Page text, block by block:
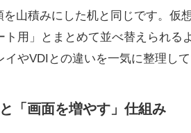
山積みにした机と同じです。仮
用」とまとめて並べ替えられる
やVDIとの違いを一気に整理して
「画面を増やす」仕組み